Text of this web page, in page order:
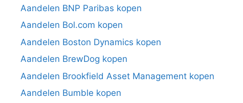
Aandelen BNP Paribas kopen
Aandelen Bol.com kopen
Aandelen Boston Dynamics kopen
Aandelen BrewDog kopen
Aandelen Brookfield Asset Management kopen
Aandelen Bumble kopen